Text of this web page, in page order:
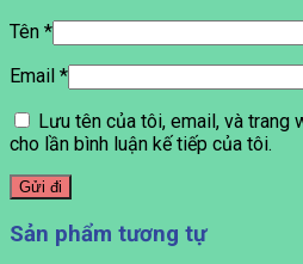
Tên *
Email *
Lưu tên của tôi, email, và trang
cho lần bình luận kế tiếp của tôi.
Sản phẩm tương tự